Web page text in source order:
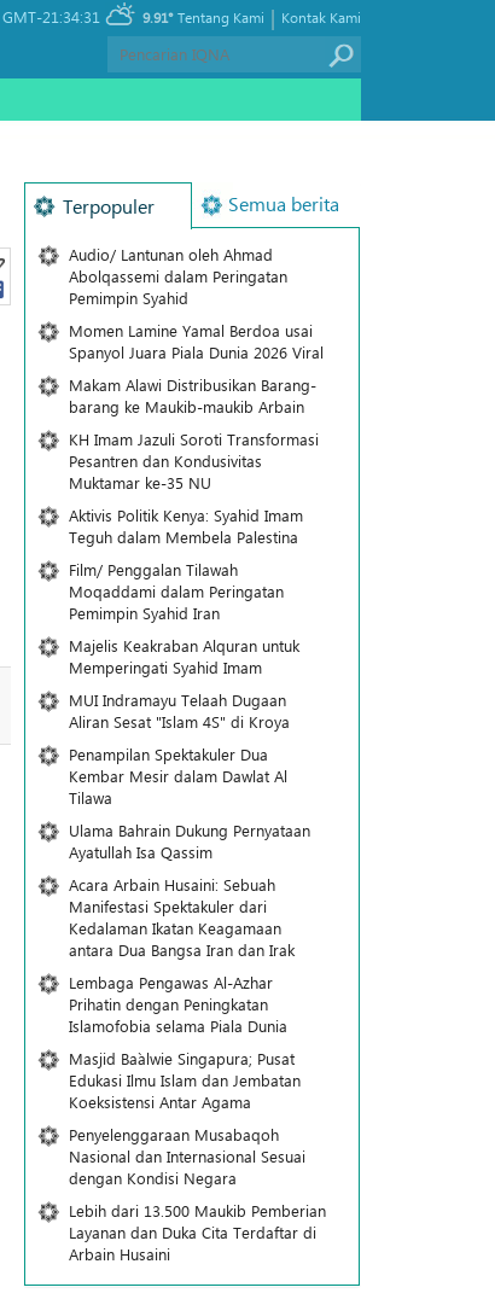
GMT-21:34:31 9.91° Kontak Kami
|
Tentang Kami
Terpopuler Semua berita
Audio/ Lantunan oleh Ahmad
Abolqassemi dalam Peringatan
Pemimpin Syahid
Momen Lamine Yamal Berdoa usai
Spanyol Juara Piala Dunia 2026 Viral
Makam Alawi Distribusikan Barang-
barang ke Maukib-maukib Arbain
KH Imam Jazuli Soroti Transformasi
Pesantren dan Kondusivitas
Muktamar ke-35 NU
Aktivis Politik Kenya: Syahid Imam
Teguh dalam Membela Palestina
Film/ Penggalan Tilawah
Moqaddami dalam Peringatan
Pemimpin Syahid Iran
Majelis Keakraban Alquran untuk
Memperingati Syahid Imam
MUI Indramayu Telaah Dugaan
Aliran Sesat "Islam 4S" di Kroya
Penampilan Spektakuler Dua
Kembar Mesir dalam Dawlat Al
Tilawa
Ulama Bahrain Dukung Pernyataan
Ayatullah Isa Qassim
Acara Arbain Husaini: Sebuah
Manifestasi Spektakuler dari
Kedalaman Ikatan Keagamaan
antara Dua Bangsa Iran dan Irak
Lembaga Pengawas Al-Azhar
Prihatin dengan Peningkatan
Islamofobia selama Piala Dunia
Masjid Ba`alwie Singapura; Pusat
Edukasi Ilmu Islam dan Jembatan
Koeksistensi Antar Agama
Penyelenggaraan Musabaqoh
Nasional dan Internasional Sesuai
dengan Kondisi Negara
Lebih dari 13.500 Maukib Pemberian
Layanan dan Duka Cita Terdaftar di
Arbain Husaini